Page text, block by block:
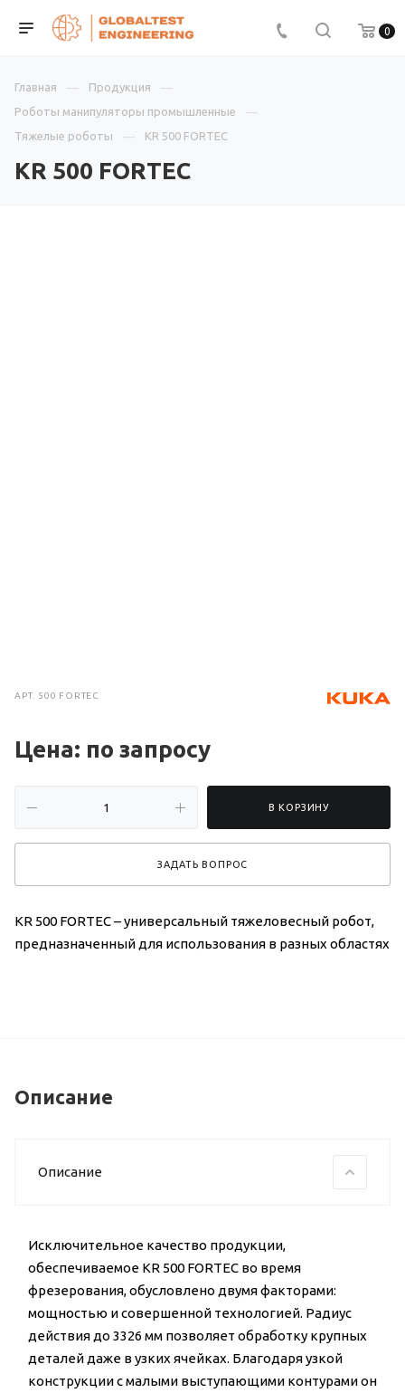
0
Главная
Продукция
Роботы манипуляторы промышленные
Тяжелые роботы
KR 500 FORTEC
KR 500 FORTEC
АРТ. 500 FORTEC
Цена: по запросу
В КОРЗИНУ
ЗАДАТЬ ВОПРОС
KR 500 FORTEC – универсальный тяжеловесный робот,
предназначенный для использования в разных областях
Описание
Описание
Исключительное качество продукции,
обеспечиваемое KR 500 FORTEC во время
фрезерования, обусловлено двумя факторами:
мощностью и совершенной технологией. Радиус
действия до 3326 мм позволяет обработку крупных
деталей даже в узких ячейках. Благодаря узкой
конструкции с малыми выступающими контурами он